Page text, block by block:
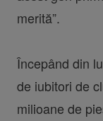
merită”.
Începând din
de iubitori de
milioane de